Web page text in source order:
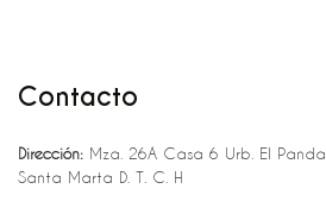
Contacto
Dirección:Mza. 26A Casa 6 Urb. El Panda
Santa Marta D. T. C. H